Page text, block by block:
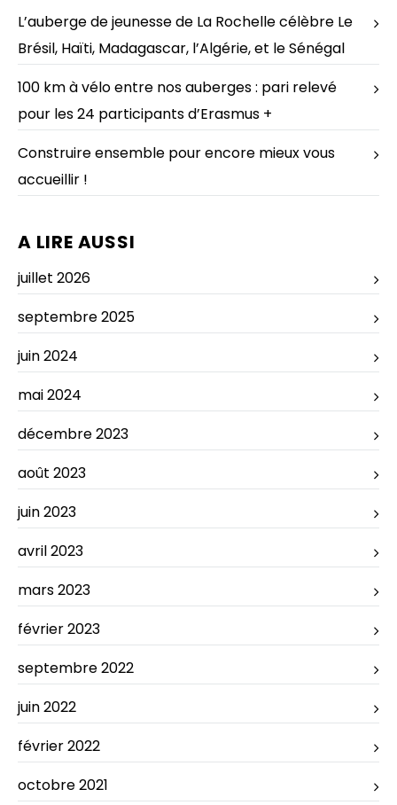
L’auberge de jeunesse de La Rochelle célèbre Le
Brésil, Haïti, Madagascar, l’Algérie, et le Sénégal
100 km à vélo entre nos auberges : pari relevé
pour les 24 participants d’Erasmus +
Construire ensemble pour encore mieux vous
accueillir !
A LIRE AUSSI
juillet 2026
septembre 2025
juin 2024
mai 2024
décembre 2023
août 2023
juin 2023
avril 2023
mars 2023
février 2023
septembre 2022
juin 2022
février 2022
octobre 2021